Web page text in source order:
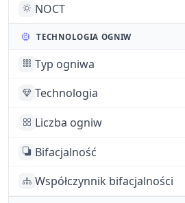
NOCT
TECHNOLOGIA OGNIW
Typ ogniwa
Technologia
Liczba ogniw
Bifacjalność
Współczynnik bifacjalności